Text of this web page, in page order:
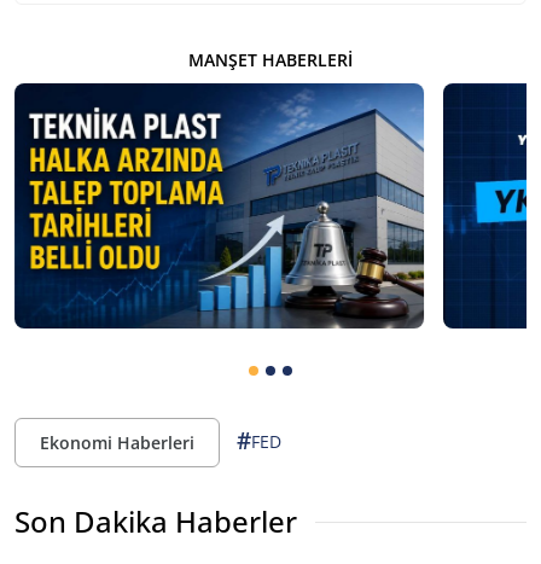
MANŞET HABERLERI
Ekonomi Haberleri #FED
Son Dakika Haberler